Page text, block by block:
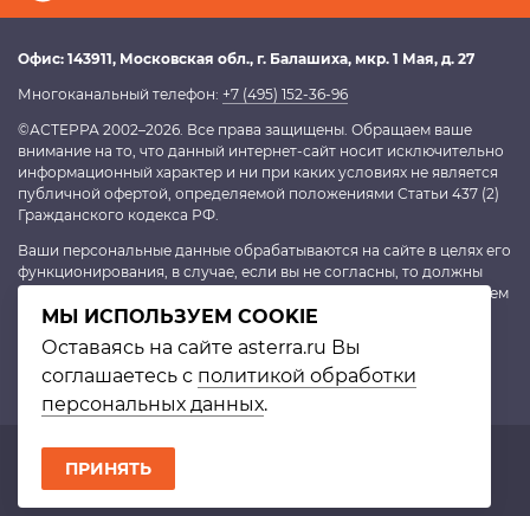
Офис: 143911, Московская обл., г. Балашиха, мкр. 1 Мая, д. 27
Многоканальный телефон: +7 (495) 152-36-96
©АСТЕРРА 2002–2026. Все права защищены. Обращаем ваше
внимание на то, что данный интернет-сайт носит исключительно
информационный характер и ни при каких условиях не является
публичной офертой, определяемой положениями Статьи 437 (2)
Гражданского кодекса РФ.
Ваши персональные данные обрабатываются на сайте в целях его
функционирования, в случае, если вы не согласны, то должны
покинуть сайт. В противном случае это будет являться согласием
на обработку персональных данных, согласно
конфиденциальности
|Войти
Создание сайтав Keengo,
МЫ ИСПОЛЬЗУЕМ COOKIE
Оставаясь на сайте asterra.ru Вы
соглашаетесь с политикой обработки
персональных данных.
ПРИНЯТЬ